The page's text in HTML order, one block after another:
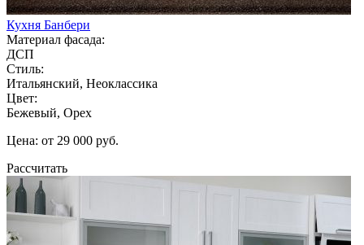
Кухня Банбери
Материал фасада:
ДСП
Стиль:
Итальянский, Неоклассика
Цвет:
Бежевый, Орех
Цена: от 29 000 руб.
Рассчитать